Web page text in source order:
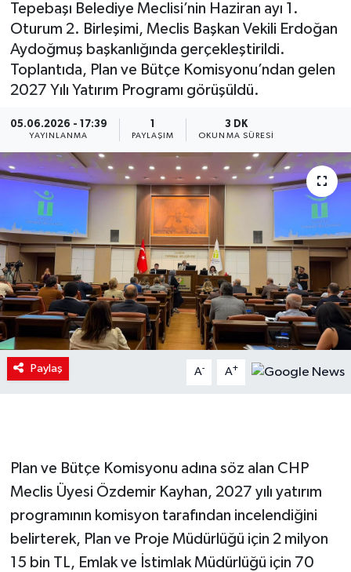
Tepebaşı Belediye Meclisi’nin Haziran ayı 1.
Oturum 2. Birleşimi, Meclis Başkan Vekili Erdoğan
Aydoğmuş başkanlığında gerçekleştirildi.
Toplantıda, Plan ve Bütçe Komisyonu’ndan gelen
2027 Yılı Yatırım Programı görüşüldü.
05.06.2026 - 17:39
YAYINLANMA PAYLAŞIM
3 DK
OKUNMA SÜRESI
Paylaş A- A+
Plan ve Bütçe Komisyonu adına söz alan CHP
Meclis Üyesi Özdemir Kayhan, 2027 yılı yatırım
programının komisyon tarafından incelendiğini
belirterek, Plan ve Proje Müdürlüğü için 2 milyon
15 bin TL, Emlak ve İstimlak Müdürlüğü için 70